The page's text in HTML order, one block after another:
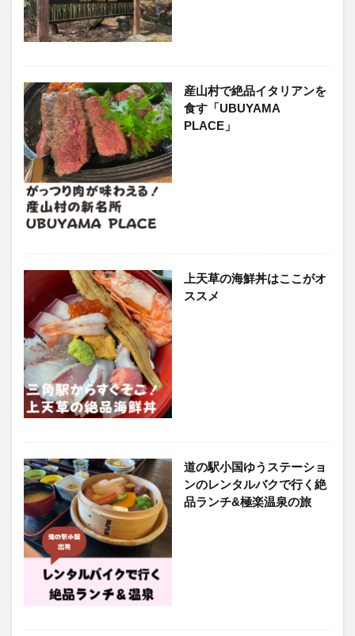
産山村で絶品イタリアンを
食す「UBUYAMA
PLACE」
上天草の海鮮丼はここがオ
ススメ
道の駅小国ゆうステーショ
ンのレンタルバクで行く絶
品ランチ&極楽温泉の旅